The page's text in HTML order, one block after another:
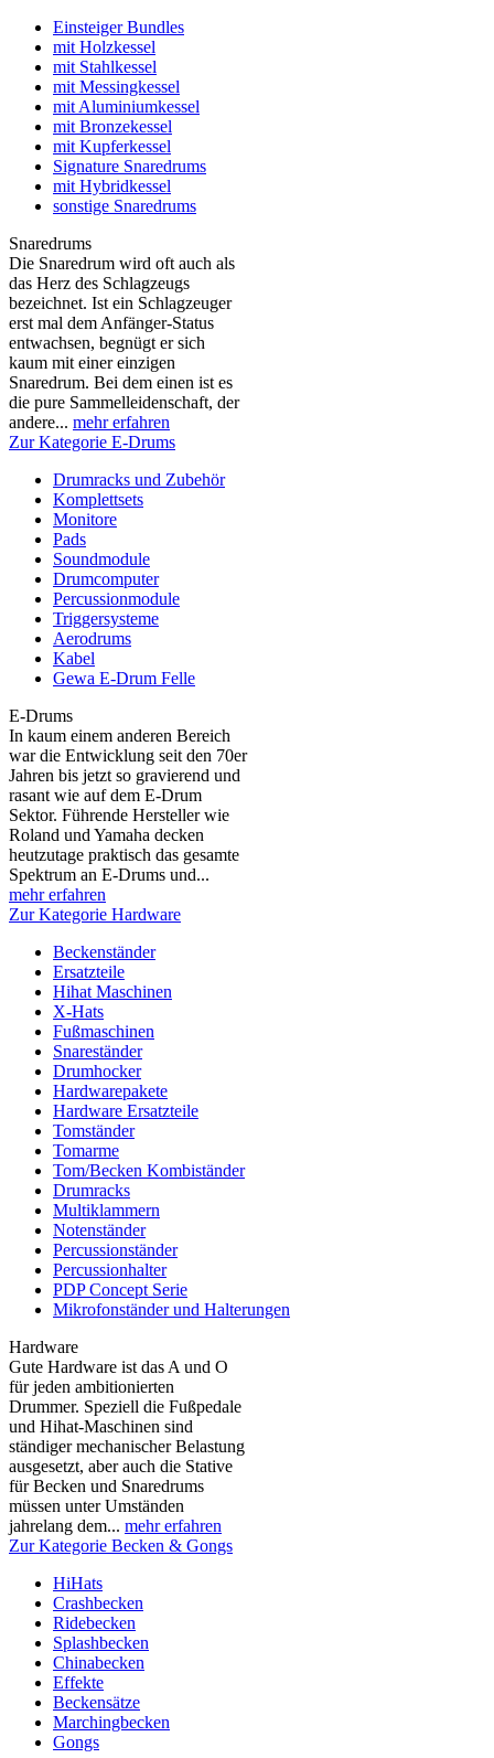
Einsteiger Bundles
mit Holzkessel
mit Stahlkessel
mit Messingkessel
mit Aluminiumkessel
mit Bronzekessel
mit Kupferkessel
Signature Snaredrums
mit Hybridkessel
sonstige Snaredrums
Snaredrums
Die Snaredrum wird oft auch als
das Herz des Schlagzeugs
bezeichnet. Ist ein Schlagzeuger
erst mal dem Anfänger-Status
entwachsen, begnügt er sich
kaum mit einer einzigen
Snaredrum. Bei dem einen ist es
die pure Sammelleidenschaft, der
andere... mehr erfahren
Zur Kategorie E-Drums
Drumracks und Zubehör
Komplettsets
Monitore
Pads
Soundmodule
Drumcomputer
Percussionmodule
Triggersysteme
Aerodrums
Kabel
Gewa E-Drum Felle
E-Drums
In kaum einem anderen Bereich
war die Entwicklung seit den 70er
Jahren bis jetzt so gravierend und
rasant wie auf dem E-Drum
Sektor. Führende Hersteller wie
Roland und Yamaha decken
heutzutage praktisch das gesamte
Spektrum an E-Drums und...
mehr erfahren
Zur Kategorie Hardware
Beckenständer
Ersatzteile
Hihat Maschinen
X-Hats
Fußmaschinen
Snareständer
Drumhocker
Hardwarepakete
Hardware Ersatzteile
Tomständer
Tomarme
Tom/Becken Kombiständer
Drumracks
Multiklammern
Notenständer
Percussionständer
Percussionhalter
PDP Concept Serie
Mikrofonständer und Halterungen
Hardware
Gute Hardware ist das A und O
für jeden ambitionierten
Drummer. Speziell die Fußpedale
und Hihat-Maschinen sind
ständiger mechanischer Belastung
ausgesetzt, aber auch die Stative
für Becken und Snaredrums
müssen unter Umständen
jahrelang dem... mehr erfahren
Zur Kategorie Becken & Gongs
HiHats
Crashbecken
Ridebecken
Splashbecken
Chinabecken
Effekte
Beckensätze
Marchingbecken
Gongs